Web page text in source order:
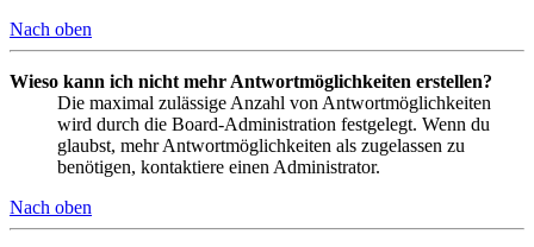
Nach oben
Wieso kann ich nicht mehr Antwortmöglichkeiten erstellen?
Die maximal zulässige Anzahl von Antwortmöglichkeiten
wird durch die Board-Administration festgelegt. Wenn du
glaubst, mehr Antwortmöglichkeiten als zugelassen zu
benötigen, kontaktiere einen Administrator.
Nach oben